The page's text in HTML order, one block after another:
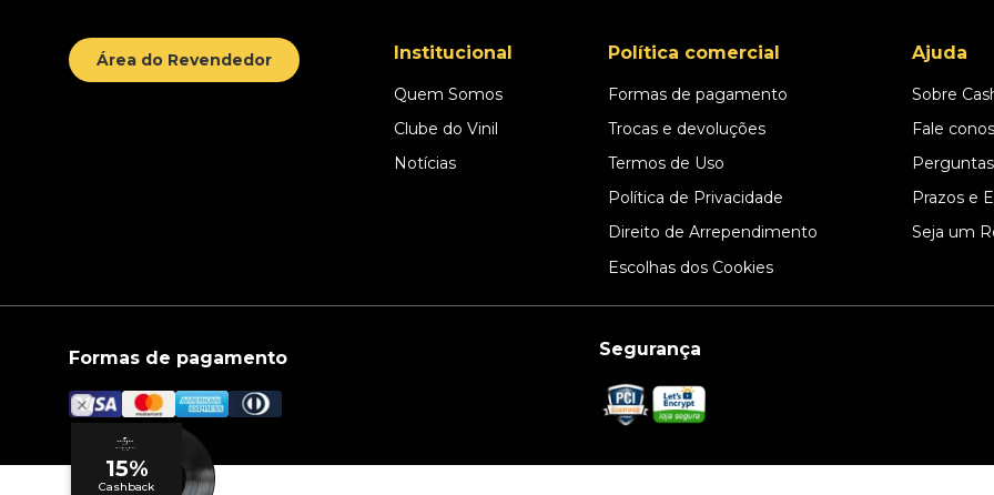
Área do Revendedor Institucional
Quem Somos
Clube do Vinil
Notícias
Política comercial
Formas de pagamento
Trocas e devoluções
Termos de Uso
Política de Privacidade
Direito de Arrependimento
Escolhas dos Cookies
Ajuda
Sobre
Fale
Prazos e
Seja um
Formas de pagamento Segurança